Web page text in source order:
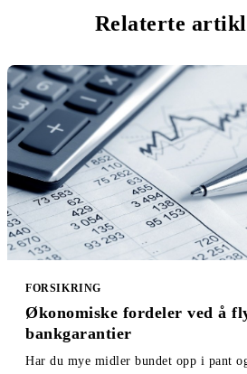
Relaterte
FORSIKRING
Økonomiske fordeler ved å
bankgarantier
Har du mye midler bundet opp i pant